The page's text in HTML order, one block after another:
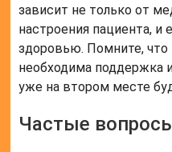
зависит не только от
настроения пациента,
здоровью. Помните,
необходима поддержка
уже на втором месте
Частые